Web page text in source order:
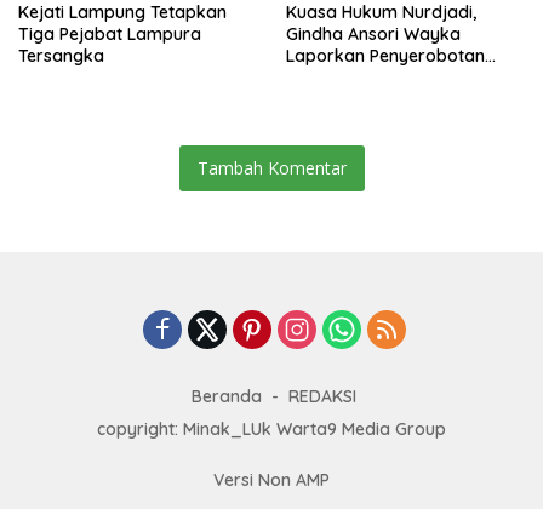
Kejati Lampung Tetapkan
Tiga Pejabat Lampura
Tersangka
Kuasa Hukum Nurdjadi,
Gindha Ansori Wayka
Laporkan Penyerobotan
Tambah Komentar
Beranda
REDAKSI
copyright: Minak_LUk Warta9 Media Group
Versi Non AMP